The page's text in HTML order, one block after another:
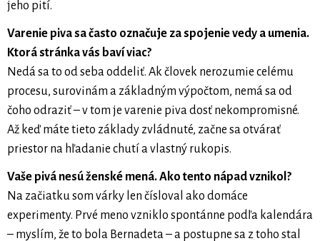
jeho pití.
Varenie piva sa často označuje za spojenie vedy a umenia.
Ktorá stránka vás baví viac?
Nedá sa to od seba oddeliť. Ak človek nerozumie celému
procesu, surovinám a základným výpočtom, nemá sa od
čoho odraziť – v tom je varenie piva dosť nekompromisné.
Až keď máte tieto základy zvládnuté, začne sa otvárať
priestor na hľadanie chutí a vlastný rukopis.
Vaše pivá nesú ženské mená. Ako tento nápad vznikol?
Na začiatku som várky len čísloval ako domáce
experimenty. Prvé meno vzniklo spontánne podľa kalendára
– myslím, že to bola Bernadeta – a postupne sa z toho stal